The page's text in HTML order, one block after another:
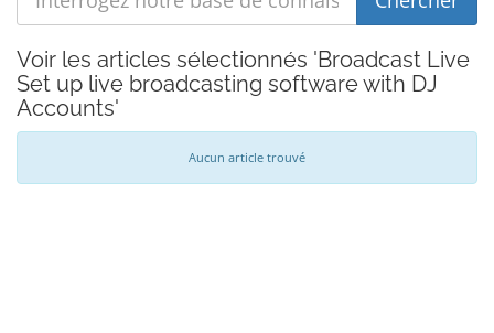
Voir les articles sélectionnés 'Broadcast Live
Set up live broadcasting software with DJ
Accounts'
Aucun article trouvé